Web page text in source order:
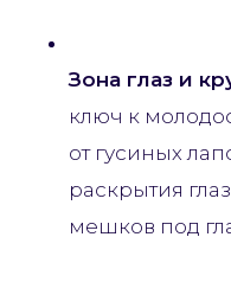
Зона глаз и
ключ к
от гусиных
раскрытия
мешков под